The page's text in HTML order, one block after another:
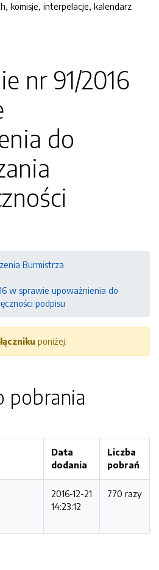
komisje, interpelacje, kalendarz
nr 91/2016
do
Burmistrza
w sprawie upoważnienia do
podpisu
poniżej.
pobrania
Data
dodania
Liczba
pobrań
2016-12-21
14:23:12
770 razy